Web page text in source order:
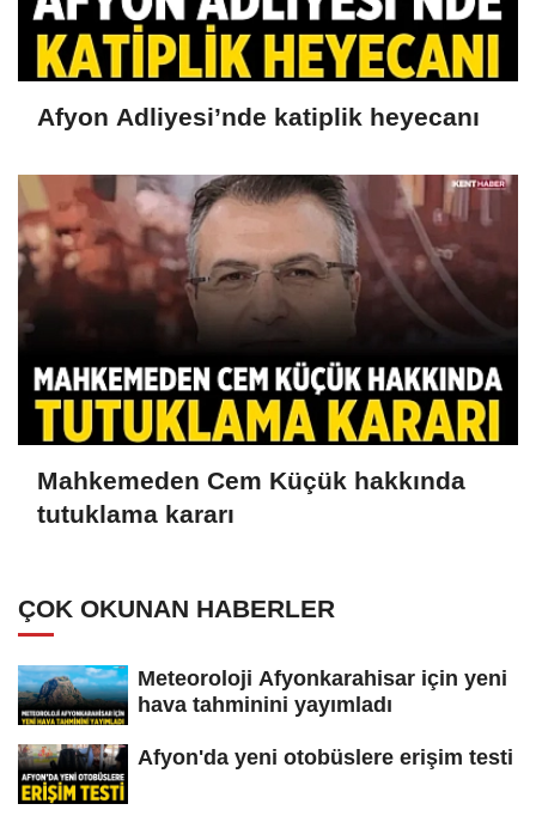
Afyon Adliyesi’nde katiplik heyecanı
Mahkemeden Cem Küçük hakkında
tutuklama kararı
ÇOK OKUNAN HABERLER
Meteoroloji Afyonkarahisar için yeni
hava tahminini yayımladı
Afyon'da yeni otobüslere erişim testi